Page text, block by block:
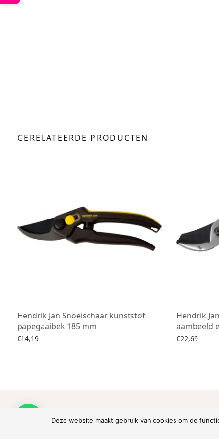
GERELATEERDE PRODUCTEN
Hendrik Jan Snoeischaar kunststof
papegaaibek 185 mm
€14,19
Hendrik
aambeeld
€22,69
Please Install Kirki
Deze website maakt gebruik van cookies om de